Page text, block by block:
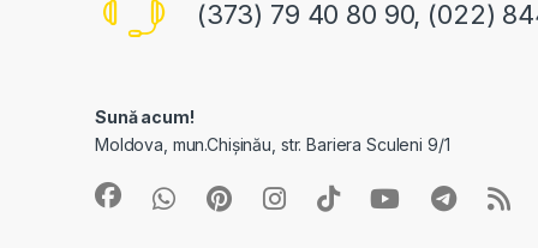
(373) 79 40 80 90, (022)
Sună acum!
Moldova, mun.Chișinău, str. Bariera Sculeni 9/1